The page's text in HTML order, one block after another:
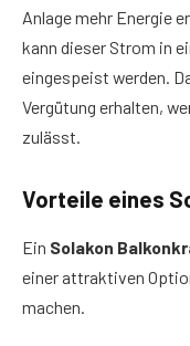
Anlage mehr Energie
kann dieser Strom in
eingespeist werden.
Vergütung erhalten,
zulässt.
Vorteile eines
Ein Solakon
einer attraktiven
machen.